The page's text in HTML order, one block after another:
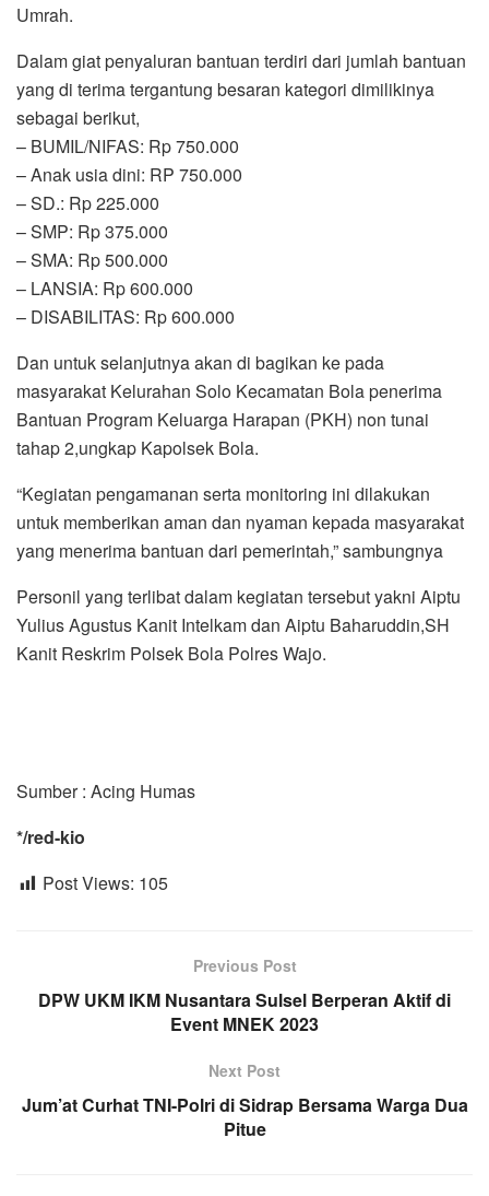
Umrah.
Dalam giat penyaluran bantuan terdiri dari jumlah bantuan
yang di terima tergantung besaran kategori dimilikinya
sebagai berikut,
– BUMIL/NIFAS: Rp 750.000
– Anak usia dini: RP 750.000
– SD.: Rp 225.000
– SMP: Rp 375.000
– SMA: Rp 500.000
– LANSIA: Rp 600.000
– DISABILITAS: Rp 600.000
Dan untuk selanjutnya akan di bagikan ke pada
masyarakat Kelurahan Solo Kecamatan Bola penerima
Bantuan Program Keluarga Harapan (PKH) non tunai
tahap 2,ungkap Kapolsek Bola.
“Kegiatan pengamanan serta monitoring ini dilakukan
untuk memberikan aman dan nyaman kepada masyarakat
yang menerima bantuan dari pemerintah,” sambungnya
Personil yang terlibat dalam kegiatan tersebut yakni Aiptu
Yulius Agustus Kanit Intelkam dan Aiptu Baharuddin,SH
Kanit Reskrim Polsek Bola Polres Wajo.
Sumber : Acing Humas
*/red-kio
Post Views: 105
Previous Post
DPW UKM IKM Nusantara Sulsel Berperan Aktif di
Event MNEK 2023
Next Post
Jum’at Curhat TNI-Polri di Sidrap Bersama Warga Dua
Pitue